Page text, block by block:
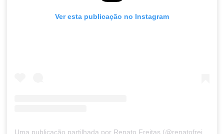
Ver esta publicação no Instagram